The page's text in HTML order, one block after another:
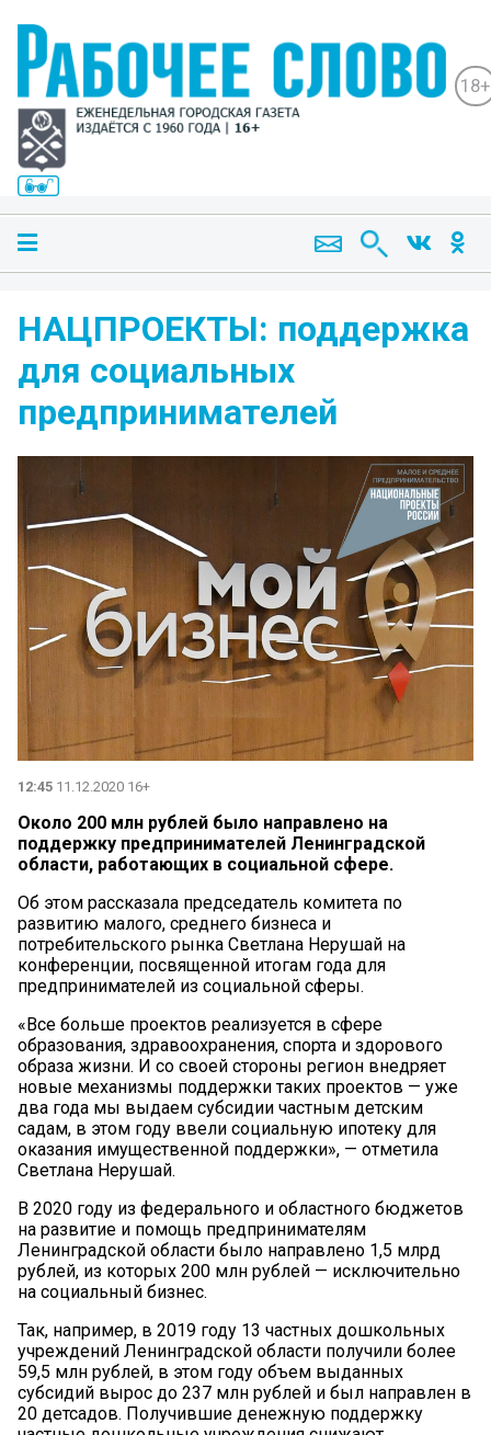
18+
НАЦПРОЕКТЫ: поддержка
для социальных
предпринимателей
12:45 11.12.2020 16+
Около 200 млн рублей было направлено на
поддержку предпринимателей Ленинградской
области, работающих в социальной сфере.
Об этом рассказала председатель комитета по
развитию малого, среднего бизнеса и
потребительского рынка Светлана Нерушай на
конференции, посвященной итогам года для
предпринимателей из социальной сферы.
«Все больше проектов реализуется в сфере
образования, здравоохранения, спорта и здорового
образа жизни. И со своей стороны регион внедряет
новые механизмы поддержки таких проектов — уже
два года мы выдаем субсидии частным детским
садам, в этом году ввели социальную ипотеку для
оказания имущественной поддержки», — отметила
Светлана Нерушай.
В 2020 году из федерального и областного бюджетов
на развитие и помощь предпринимателям
Ленинградской области было направлено 1,5 млрд
рублей, из которых 200 млн рублей — исключительно
на социальный бизнес.
Так, например, в 2019 году 13 частных дошкольных
учреждений Ленинградской области получили более
59,5 млн рублей, в этом году объем выданных
субсидий вырос до 237 млн рублей и был направлен в
20 детсадов. Получившие денежную поддержку